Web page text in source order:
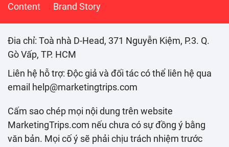
Content
Brand Story
Đia chỉ: Toà nhà D-Head, 371 Nguyễn Kiệm, P.3. Q.
Gò Vấp, TP. HCM
Liên hệ hỗ trợ: Độc giả và đối tác có thể liên hệ qua
email help@marketingtrips.com
Cấm sao chép mọi nội dung trên website
MarketingTrips.com nếu chưa có sự đồng ý bằng
văn bản. Mọi cố ý sẽ phải chịu trách nhiệm trước